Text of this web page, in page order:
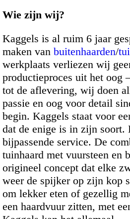
Wie zijn wij?
Kaggels is al ruim 6 jaar
maken van buitenhaarden/
werkplaats verliezen wij
productieproces uit het oog
tot de aflevering, wij doen
passie en oog voor detail
begin. Kaggels staat voor
dat de enige is in zijn soort.
bijpassende service. De
tuinhaard met vuursteen en
origineel concept dat elke
weer de spijker op zijn kop
om lekker eten of gezellig
een haardvuur zitten, met